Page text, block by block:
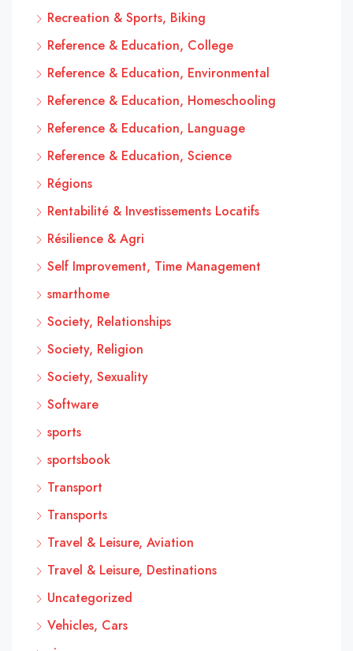
Recreation & Sports, Biking
Reference & Education, College
Reference & Education, Environmental
Reference & Education, Homeschooling
Reference & Education, Language
Reference & Education, Science
Régions
Rentabilité & Investissements Locatifs
Résilience & Agri
Self Improvement, Time Management
smarthome
Society, Relationships
Society, Religion
Society, Sexuality
Software
sports
sportsbook
Transport
Transports
Travel & Leisure, Aviation
Travel & Leisure, Destinations
Uncategorized
Vehicles, Cars